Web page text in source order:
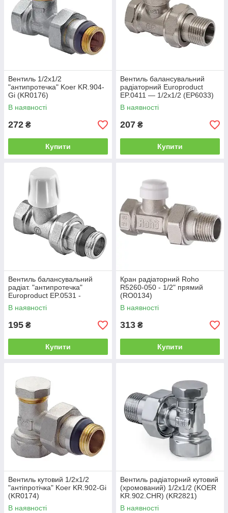
Вентиль 1/2x1/2
"антипротечка" Koer KR.904-
Gi (KR0176)
В наявності
272 ₴
Купити
Вентиль балансувальний
радіаторний Europroduct
EP.0411 — 1/2x1/2 (EP6033)
В наявності
207 ₴
Купити
Вентиль балансувальний
радіат. "антипротечка"
Europroduct EP.0531 -
1/2x1/2" FM прямой (EP6149)
В наявності
195 ₴
Купити
Кран радіаторний Roho
R5260-050 - 1/2" прямий
(RO0134)
В наявності
313 ₴
Купити
Вентиль кутовий 1/2x1/2
"антіпротічка" Koer KR.902-Gi
(KR0174)
В наявності
Вентиль радіаторний кутовий
(хромований) 1/2x1/2 (KOER
KR.902.CHR) (KR2821)
В наявності